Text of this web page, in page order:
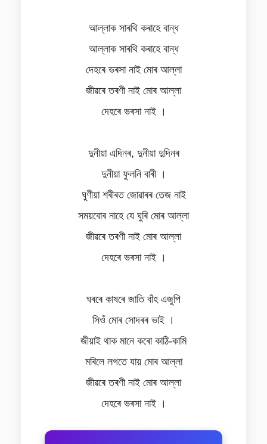
আল্লাক সাৰথি কৰাহে বান্ধ
আল্লাক সাৰথি কৰাহে বান্ধ
দেহৰে ভৰসা নাই মোৰ আল্লা
জীৱৰে তৰণী নাই মোৰ আল্লা
দেহৰে ভৰসা নাই ।
দুনীয়া এদিনৰ, দুনীয়া দুদিনৰ
দুনীয়া ফুলনি বাৰী ।
ঘুণীয়া শৰীৰত জোৱাৰৰ তেজ নাই
সময়বোৰ নাহে যে ঘুৰি মোৰ আল্লা
জীৱৰে তৰণী নাই মোৰ আল্লা
দেহৰে ভৰসা নাই ।
ঘৰৰে কাষৰে জাতি বাঁহ এজুপি
সিওঁ মোৰ সোদৰৰ ভাই ।
জীয়াই থাক মানে কৰো কাঠি-কামি
মৰিলে লগতে যায় মোৰ আল্লা
জীৱৰে তৰণী নাই মোৰ আল্লা
দেহৰে ভৰসা নাই ।